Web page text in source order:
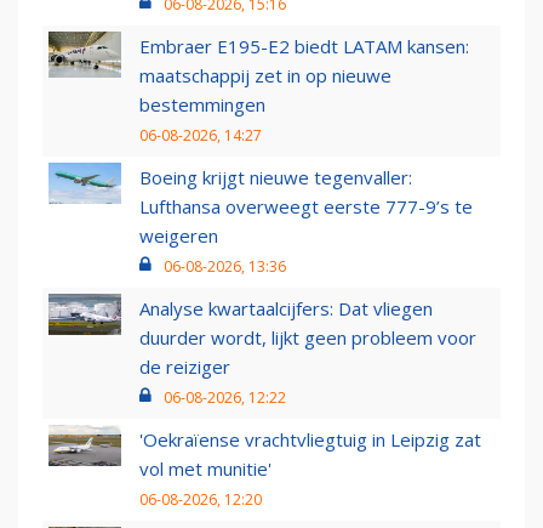
06-08-2026, 15:16
Embraer E195-E2 biedt LATAM kansen:
maatschappij zet in op nieuwe
bestemmingen
06-08-2026, 14:27
Boeing krijgt nieuwe tegenvaller:
Lufthansa overweegt eerste 777-9’s te
weigeren
06-08-2026, 13:36
Analyse kwartaalcijfers: Dat vliegen
duurder wordt, lijkt geen probleem voor
de reiziger
06-08-2026, 12:22
'Oekraïense vrachtvliegtuig in Leipzig zat
vol met munitie'
06-08-2026, 12:20